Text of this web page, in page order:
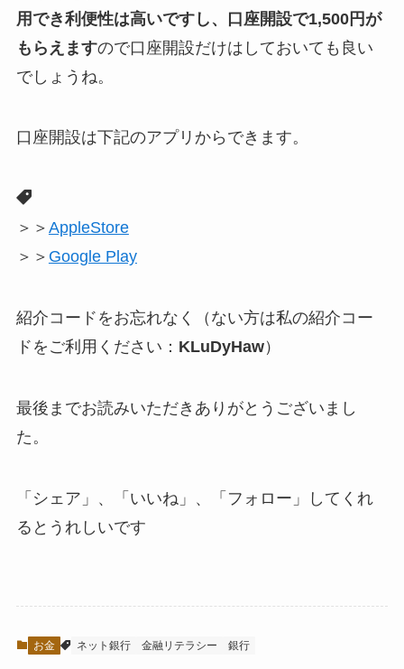
用でき利便性は高いですし、口座開設で1,500円が
もらえますので口座開設だけはしておいても良い
でしょうね。
口座開設は下記のアプリからできます。
＞＞ AppleStore
＞＞ Google Play
紹介コードをお忘れなく（ない方は私の紹介コー
ドをご利用ください： KLuDyHaw）
最後までお読みいただきありがとうございまし
た。
「シェア」、「いいね」、「フォロー」してくれ
るとうれしいです
お金 ネット銀行 金融リテラシー 銀行